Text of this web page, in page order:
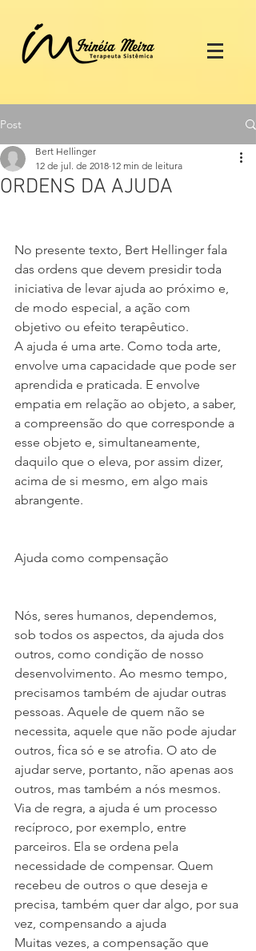
Post
ORDENS DA AJUDA
Bert Hellinger
12 de jul. de 2018 12 min de leitura
No presente texto, Bert Hellinger fala
das ordens que devem presidir toda
iniciativa de levar ajuda ao próximo e,
de modo especial, a ação com
objetivo ou efeito terapêutico.
A ajuda é uma arte. Como toda arte,
envolve uma capacidade que pode ser
aprendida e praticada. E envolve
empatia em relação ao objeto, a saber,
a compreensão do que corresponde a
esse objeto e, simultaneamente,
daquilo que o eleva, por assim dizer,
acima de si mesmo, em algo mais
abrangente.
Ajuda como compensação
Nós, seres humanos, dependemos,
sob todos os aspectos, da ajuda dos
outros, como condição de nosso
desenvolvimento. Ao mesmo tempo,
precisamos também de ajudar outras
pessoas. Aquele de quem não se
necessita, aquele que não pode ajudar
outros, fica só e se atrofia. O ato de
ajudar serve, portanto, não apenas aos
outros, mas também a nós mesmos.
Via de regra, a ajuda é um processo
recíproco, por exemplo, entre
parceiros. Ela se ordena pela
necessidade de compensar. Quem
recebeu de outros o que deseja e
precisa, também quer dar algo, por sua
vez, compensando a ajuda
Muitas vezes, a compensação que